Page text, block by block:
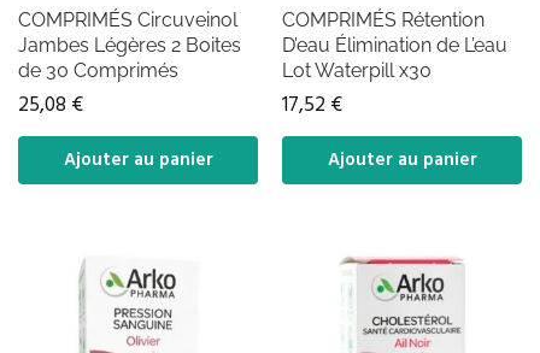
COMPRIMÉS Circuveinol
Jambes Légères 2 Boites
de 30 Comprimés
25,08 €
Ajouter au panier
COMPRIMÉS Rétention
D’eau Élimination de L’eau
Lot Waterpill x30
17,52 €
Ajouter au panier